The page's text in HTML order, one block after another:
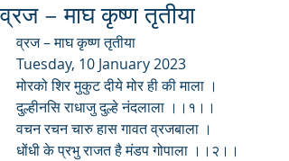
व्रज – माघ कृष्ण तृतीया
व्रज – माघ कृष्ण तृतीया
Tuesday, 10 January 2023
मोरको शिर मुकुट दीये मोर ही की माला ।
दुल्हीनसि राधाजु दुल्हे नंदलाला ।।१।।
वचन रचन चारु हास गावत व्रजबाला ।
धोंधी के प्रभु राजत है मंडप गोपाला ।।२।।